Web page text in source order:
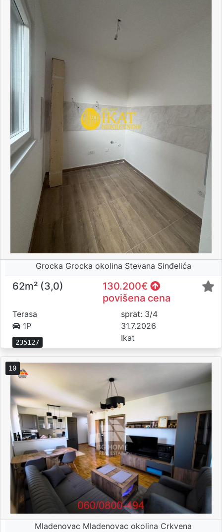
Grocka Grocka okolina Stevana Sinđelića
62m² (3,0)
130.200€
povišena cena
Terasa
1P
235127
sprat: 3/4
31.7.2026
Ikat
10
Mladenovac Mladenovac okolina Crkvena